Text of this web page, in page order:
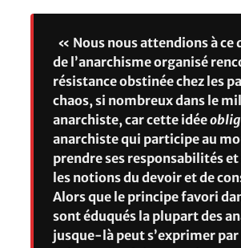
« Nous nous attendions à ce
de l’anarchisme organisé
résistance obstinée chez les
chaos, si nombreux dans le
anarchiste, car cette idée
anarchiste qui participe au
prendre ses responsabilités et
les notions du devoir et de
Alors que le principe favori
sont éduqués la plupart des
jusque-là peut s’exprimer par